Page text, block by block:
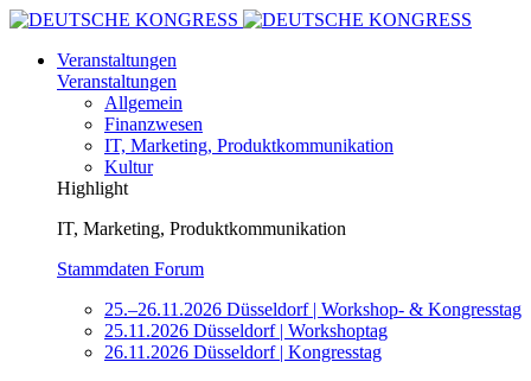
Veranstaltungen
Veranstaltungen
Allgemein
Finanzwesen
IT, Marketing, Produktkommunikation
Kultur
Highlight
IT, Marketing, Produktkommunikation
Stammdaten Forum
25.–26.11.2026 Düsseldorf | Workshop- & Kongresstag
25.11.2026 Düsseldorf | Workshoptag
26.11.2026 Düsseldorf | Kongresstag